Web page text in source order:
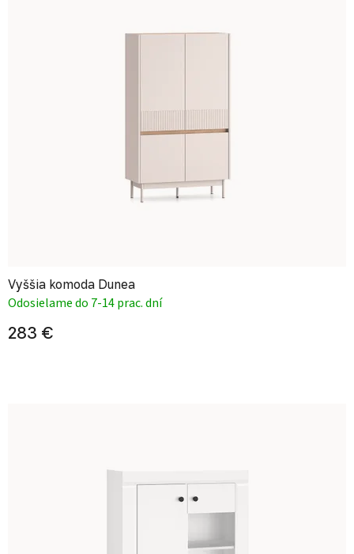
Vyššia komoda Dunea
Odosielame do 7-14 prac. dní
283 €